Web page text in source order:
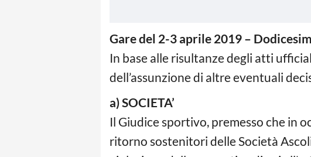
Gare del 2-3 aprile 2019 –
In base alle risultanze degli atti
dell’assunzione di altre eventuali
a) SOCIETA’
Il Giudice sportivo, premesso che in
ritorno sostenitori delle Società